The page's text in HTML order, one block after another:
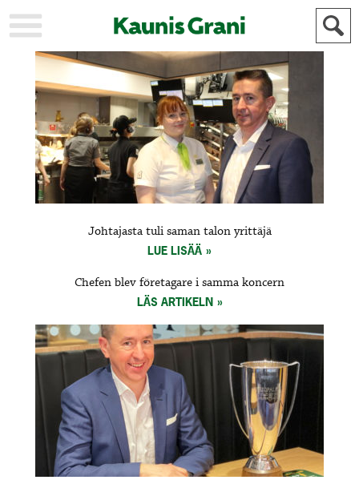
KAUPUNKI
STADEN
AJANKOHTAISTA
AKTUELLT
URHEILU
IDROTT
KULTTUURI
KULTUR
HISTORIA
HISTORIA
YLEINEN
ALLMÄN
MAINOSTAJILLE
FÖR
ANNONSÖRER
Johtajasta tuli saman talon yrittäjä
LUE LISÄÄ
Chefen blev företagare i samma koncern
LÄS ARTIKELN